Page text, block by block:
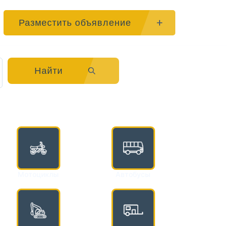
Разместить объявление
Найти